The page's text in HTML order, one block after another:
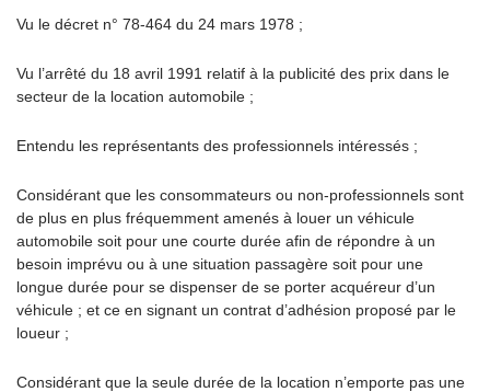
Vu le décret n° 78-464 du 24 mars 1978 ;
Vu l’arrêté du 18 avril 1991 relatif à la publicité des prix dans le
secteur de la location automobile ;
Entendu les représentants des professionnels intéressés ;
Considérant que les consommateurs ou non-professionnels sont
de plus en plus fréquemment amenés à louer un véhicule
automobile soit pour une courte durée afin de répondre à un
besoin imprévu ou à une situation passagère soit pour une
longue durée pour se dispenser de se porter acquéreur d’un
véhicule ; et ce en signant un contrat d’adhésion proposé par le
loueur ;
Considérant que la seule durée de la location n’emporte pas une